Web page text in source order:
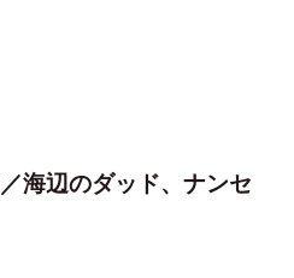
海辺のダッド、ナンセ